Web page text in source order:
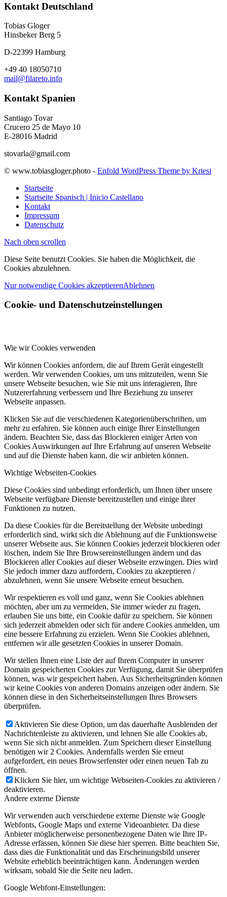
Kontakt Deutschland
Tobias Gloger
Hinsbeker Berg 5
D-22399 Hamburg
+49 40 18050710
mail@filareto.info
Kontakt Spanien
Santiago Tovar
Crucero 25 de Mayo 10
E-28016 Madrid
stovarla@gmail.com
© www.tobiasgloger.photo - Enfold WordPress Theme by Kriesi
Startseite
Startseite Spanisch | Inicio Castellano
Kontakt
Impressum
Datenschutz
Nach oben scrollen
Diese Seite benutzt Cookies. Sie haben die Möglichkeit, die
Cookies abzulehnen.
Nur notwendige Cookies akzeptierenAblehnen
Cookie- und Datenschutzeinstellungen
Wie wir Cookies verwenden
Wir können Cookies anfordern, die auf Ihrem Gerät eingestellt
werden. Wir verwenden Cookies, um uns mitzuteilen, wenn Sie
unsere Webseite besuchen, wie Sie mit uns interagieren, Ihre
Nutzererfahrung verbessern und Ihre Beziehung zu unserer
Webseite anpassen.
Klicken Sie auf die verschiedenen Kategorienüberschriften, um
mehr zu erfahren. Sie können auch einige Ihrer Einstellungen
ändern. Beachten Sie, dass das Blockieren einiger Arten von
Cookies Auswirkungen auf Ihre Erfahrung auf unseren Webseite
und auf die Dienste haben kann, die wir anbieten können.
Wichtige Webseiten-Cookies
Diese Cookies sind unbedingt erforderlich, um Ihnen über unsere
Webseite verfügbare Dienste bereitzustellen und einige ihrer
Funktionen zu nutzen.
Da diese Cookies für die Bereitstellung der Website unbedingt
erforderlich sind, wirkt sich die Ablehnung auf die Funktionsweise
unserer Webseite aus. Sie können Cookies jederzeit blockieren oder
löschen, indem Sie Ihre Browsereinstellungen ändern und das
Blockieren aller Cookies auf dieser Webseite erzwingen. Dies wird
Sie jedoch immer dazu auffordern, Cookies zu akzeptieren /
abzulehnen, wenn Sie unsere Webseite erneut besuchen.
Wir respektieren es voll und ganz, wenn Sie Cookies ablehnen
möchten, aber um zu vermeiden, Sie immer wieder zu fragen,
erlauben Sie uns bitte, ein Cookie dafür zu speichern. Sie können
sich jederzeit abmelden oder sich für andere Cookies anmelden, um
eine bessere Erfahrung zu erzielen. Wenn Sie Cookies ablehnen,
entfernen wir alle gesetzten Cookies in unserer Domain.
Wir stellen Ihnen eine Liste der auf Ihrem Computer in unserer
Domain gespeicherten Cookies zur Verfügung, damit Sie überprüfen
können, was wir gespeichert haben. Aus Sicherheitsgründen können
wir keine Cookies von anderen Domains anzeigen oder ändern. Sie
können diese in den Sicherheitseinstellungen Ihres Browsers
überprüfen.
Aktivieren Sie diese Option, um das dauerhafte Ausblenden der
Nachrichtenleiste zu aktivieren, und lehnen Sie alle Cookies ab,
wenn Sie sich nicht anmelden. Zum Speichern dieser Einstellung
benötigen wir 2 Cookies. Andernfalls werden Sie erneut
aufgefordert, ein neues Browserfenster oder einen neuen Tab zu
öffnen.
Klicken Sie hier, um wichtige Webseiten-Cookies zu aktivieren /
deaktivieren.
Andere externe Dienste
Wir verwenden auch verschiedene externe Dienste wie Google
Webfonts, Google Maps und externe Videoanbieter. Da diese
Anbieter möglicherweise personenbezogene Daten wie Ihre IP-
Adresse erfassen, können Sie diese hier sperren. Bitte beachten Sie,
dass dies die Funktionalität und das Erscheinungsbild unserer
Website erheblich beeinträchtigen kann. Änderungen werden
wirksam, sobald Sie die Seite neu laden.
Google Webfont-Einstellungen: